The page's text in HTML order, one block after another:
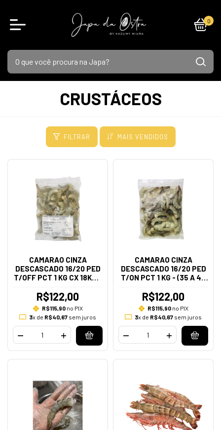
0
CRUSTÁCEOS
FILTRAR MAIS VENDIDOS
CAMARAO CINZA
DESCASCADO 16/20 PED
T/OFF PCT 1 KG CX 18KGS
R$122,00
R$115,90no PIX
3x de R$40,67sem juros
CAMARAO CINZA
DESCASCADO 16/20 PED
T/ON PCT 1 KG - (35 A 45
R$122,00
R$115,90no PIX
3x de R$40,67sem juros